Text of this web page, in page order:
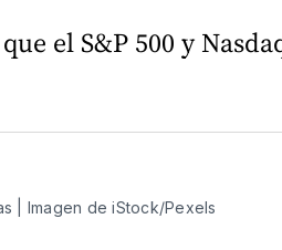
el S&P 500 y
| Imagen de iStock/Pexels